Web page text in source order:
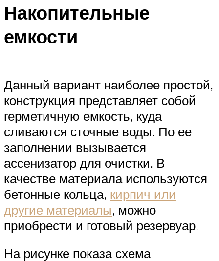
Накопительные
емкости
Данный вариант наиболее простой,
конструкция представляет собой
герметичную емкость, куда
сливаются сточные воды. По ее
заполнении вызывается
ассенизатор для очистки. В
качестве материала используются
бетонные кольца, кирпич или
другие материалы, можно
приобрести и готовый резервуар.
На рисунке показа схема